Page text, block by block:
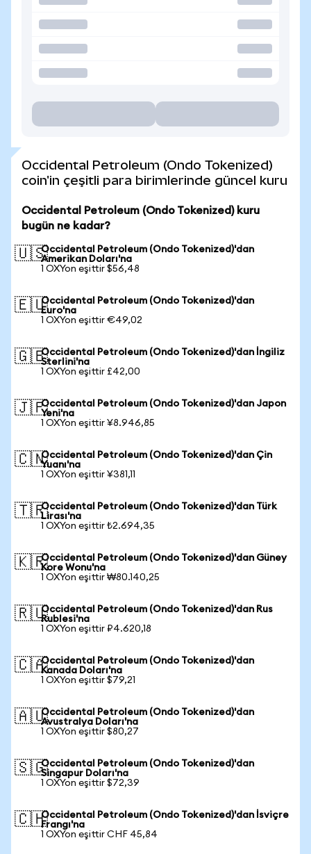
Occidental Petroleum (Ondo Tokenized)
coin'in çeşitli para birimlerinde güncel kuru
Occidental Petroleum (Ondo Tokenized) kuru
bugün ne kadar?
🇺🇸Occidental Petroleum (Ondo Tokenized)'dan
Amerikan Doları'na
1 OXYon eşittir $56,48
🇪🇺Occidental Petroleum (Ondo Tokenized)'dan
Euro'na
1 OXYon eşittir €49,02
🇬🇧Occidental Petroleum (Ondo Tokenized)'dan İngiliz
Sterlini'na
1 OXYon eşittir £42,00
🇯🇵Occidental Petroleum (Ondo Tokenized)'dan Japon
Yeni'na
1 OXYon eşittir ¥8.946,85
🇨🇳Occidental Petroleum (Ondo Tokenized)'dan Çin
Yuanı'na
1 OXYon eşittir ¥381,11
🇹🇷Occidental Petroleum (Ondo Tokenized)'dan Türk
Lirası'na
1 OXYon eşittir ₺2.694,35
🇰🇷Occidental Petroleum (Ondo Tokenized)'dan Güney
Kore Wonu'na
1 OXYon eşittir ₩80.140,25
🇷🇺Occidental Petroleum (Ondo Tokenized)'dan Rus
Rublesi'na
1 OXYon eşittir ₽4.620,18
🇨🇦Occidental Petroleum (Ondo Tokenized)'dan
Kanada Doları'na
1 OXYon eşittir $79,21
🇦🇺Occidental Petroleum (Ondo Tokenized)'dan
Avustralya Doları'na
1 OXYon eşittir $80,27
🇸🇬Occidental Petroleum (Ondo Tokenized)'dan
Singapur Doları'na
1 OXYon eşittir $72,39
🇨🇭Occidental Petroleum (Ondo Tokenized)'dan İsviçre
Frangı'na
1 OXYon eşittir CHF 45,84